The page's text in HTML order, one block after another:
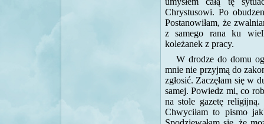
Chrystusowi. Po
Postanowiłam, że
z samego rana ku
koleżanek z pracy.
W drodze do domu
mnie nie przyjmą do
zgłosić. Zaczęłam się w
samej. Powiedz mi, co
na stole gazetę religijną.
Chwyciłam to pismo